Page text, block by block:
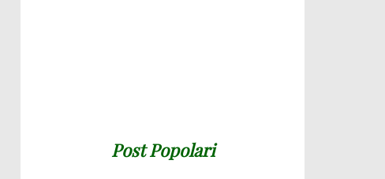
Post Popolari